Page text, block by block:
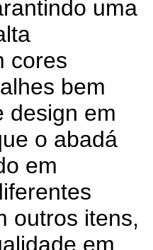
uma
cores
bem
design em
o abadá
em
outros itens,
em